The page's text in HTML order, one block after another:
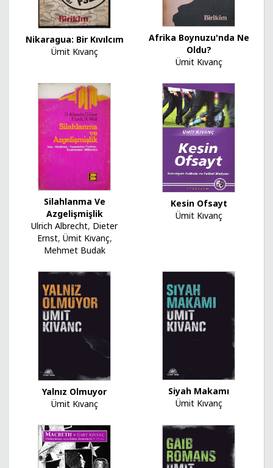
Nikaragua: Bir Kıvılcım
Ümit Kıvanç
Afrika Boynuzu'nda Ne
Oldu?
Ümit Kıvanç
Silahlanma Ve
Azgelişmişlik
Ulrich Albrecht, Dieter
Ernst, Ümit Kıvanç,
Mehmet Budak
Kesin Ofsayt
Ümit Kıvanç
Yalnız Olmuyor
Ümit Kıvanç
Siyah Makamı
Ümit Kıvanç